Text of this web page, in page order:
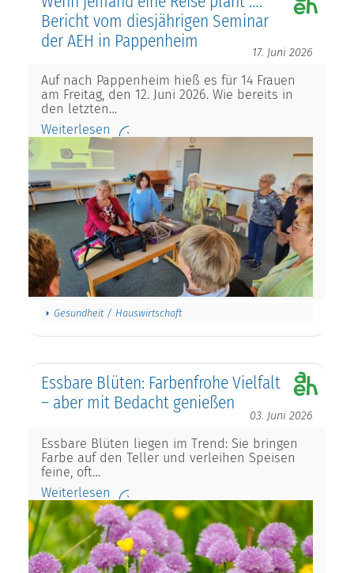
Bericht vom diesjährigen Seminar
der AEH in Pappenheim
17. Juni 2026
Auf nach Pappenheim hieß es für 14 Frauen
am Freitag, den 12. Juni 2026. Wie bereits in
den letzten…
Weiterlesen
Gesundheit / Hauswirtschaft
Essbare Blüten: Farbenfrohe Vielfalt
– aber mit Bedacht genießen
03. Juni 2026
Essbare Blüten liegen im Trend: Sie bringen
Farbe auf den Teller und verleihen Speisen
feine, oft…
Weiterlesen